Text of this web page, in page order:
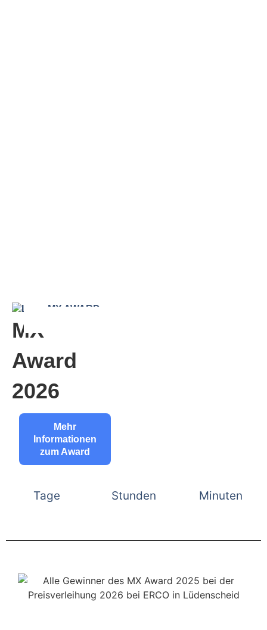
MX
Award
2026
Mehr
Informationen
zum Award
Tage Stunden Minuten